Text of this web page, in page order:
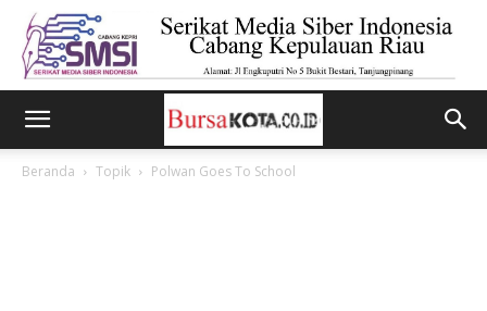
Beranda Topik Polwan Goes To School